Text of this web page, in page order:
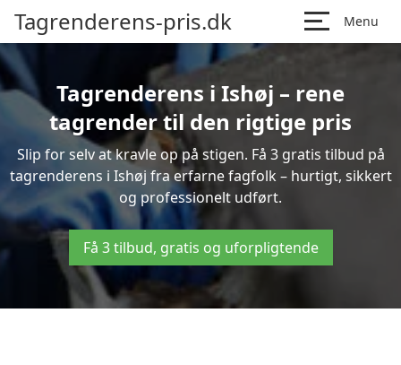
Tagrenderens-pris.dk Menu
Tagrenderens i Ishøj – rene
tagrender til den rigtige pris
Slip for selv at kravle op på stigen. Få 3 gratis tilbud på
tagrenderens i Ishøj fra erfarne fagfolk – hurtigt, sikkert
og professionelt udført.
Få 3 tilbud, gratis og uforpligtende